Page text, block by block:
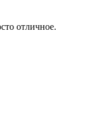
отличное.